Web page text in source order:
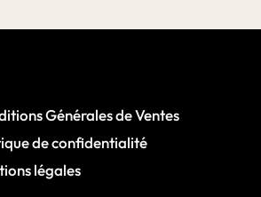
Générales de Ventes
de confidentialité
légales